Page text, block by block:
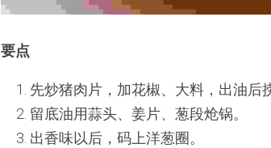
要点
先炒猪肉片，加花椒、大料，出油后
留底油用蒜头、姜片、葱段炝锅。
出香味以后，码上洋葱圈。